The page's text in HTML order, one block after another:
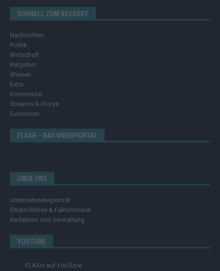
SCHNELL ZUM RESSORT
Nachrichten
Politik
Wirtschaft
Ratgeber
Wissen
Extra
Kommentar
Streams & Storys
Eurovision
FLASH – DAS VIDEOPORTAL
ÜBER UNS
Unternehmensporträt
Ehtikrichtlinie & Faktencheck
Redaktion und Verwaltung
YOUTUBE
FLASH auf YouTube